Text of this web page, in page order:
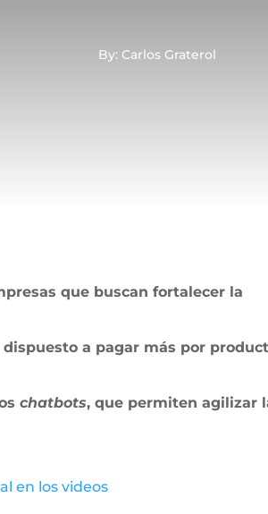
By: Carlos Graterol
que buscan fortalecer la
a pagar más por
chatbots, que permiten agilizar
en los videos